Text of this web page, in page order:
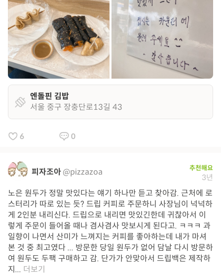
엔돌핀 김밥
서울 중구 장충단로13길 43
6 0
피자조아@pizzazoa 추천해요
3년
노은 원두가 정말 맛있다는 얘기 하나만 듣고 찾아감. 근처에 로
스터리가 따로 있는 듯? 드립 커피로 주문하니 사장님이 넉넉하
게 2인분 내리신다. 드립으로 내리면 맛있긴한데 귀찮아서 이
렇게 주문이 들어올 때나 겸사겸사 맛보시게 된다고. ㅋㅋㅋ 과
일향이 나면서 산미가 느껴지는 커피를 좋아하는데 내가 마셔
본 것 중 최고였다 ... 방문한 당일 원두가 없어 담날 다시 방문하
여 원두도 두팩 구매하고 감. 단가가 안맞아서 드립백은 제작하
지... 더보기